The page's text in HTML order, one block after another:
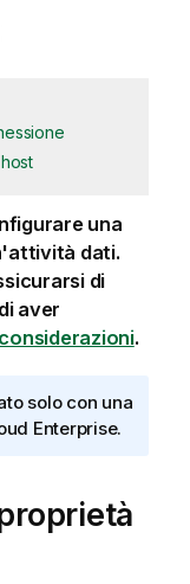
una
dati.
di
aver
.
solo con una
Enterprise.